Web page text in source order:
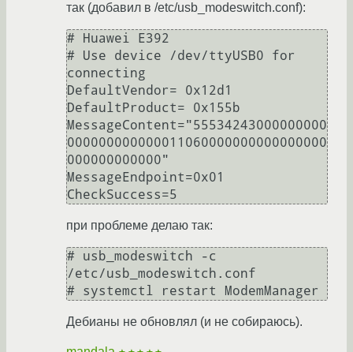
так (добавил в /etc/usb_modeswitch.conf):
# Huawei E392
# Use device /dev/ttyUSB0 for
connecting
DefaultVendor= 0x12d1
DefaultProduct= 0x155b
MessageContent="55534243000000000
000000000000011060000000000000000
000000000000"
MessageEndpoint=0x01
при проблеме делаю так:
# usb_modeswitch -c
/etc/usb_modeswitch.conf
Дебианы не обновлял (и не собираюсь).